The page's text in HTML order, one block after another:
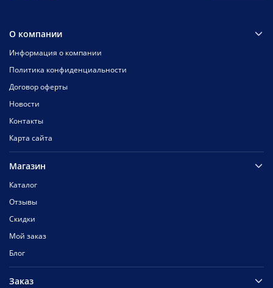
О компании
Информация о компании
Политика конфиденциальности
Договор оферты
Новости
Контакты
Карта сайта
Магазин
Каталог
Отзывы
Скидки
Мой заказ
Блог
Заказ